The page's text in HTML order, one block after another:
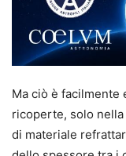
Ma ciò è facilmente
ricoperte, solo
di materiale